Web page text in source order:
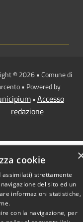
© 2026 • Comune di
• Powered by
• Accesso
redazione
cookie
assimilati) strettamente
del sito ed un
informazioni statistiche,
con la navigazione, per